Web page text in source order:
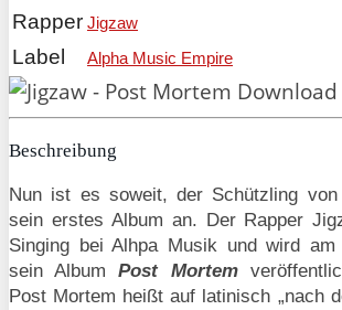
Rapper Jigzaw
Label Alpha Music Empire
Beschreibung
Nun ist es soweit, der Schützling von
sein erstes Album an. Der Rapper
Singing bei Alhpa Musik und wird
sein AlbumPost Mortem
Post Mortem heißt auf latinisch „nach